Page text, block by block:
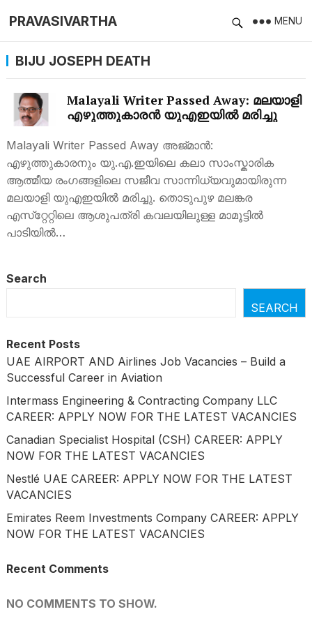
PRAVASIVARTHA MENU
BIJU JOSEPH DEATH
Malayali Writer Passed Away: മലയാളി
എഴുത്തുകാരന്‍ യുഎഇയില്‍ മരിച്ചു
Malayali Writer Passed Away അജ്മാന്‍:
എഴുത്തുകാരനും യു.എ.ഇയിലെ കലാ സാംസ്കാരിക
ആത്മീയ രംഗങ്ങളിലെ സജീവ സാന്നിധ്യവുമായിരുന്ന
മലയാളി യുഎഇയില്‍ മരിച്ചു. തൊടുപുഴ മലങ്കര
എസ്‌റ്റേറ്റിലെ ആശുപത്രി കവലയിലുള്ള മാമൂട്ടിൽ
പാടിയിൽ…
Search
SEARCH
Recent Posts
UAE AIRPORT AND Airlines Job Vacancies – Build a
Successful Career in Aviation
Intermass Engineering & Contracting Company LLC
CAREER: APPLY NOW FOR THE LATEST VACANCIES
Canadian Specialist Hospital (CSH) CAREER: APPLY
NOW FOR THE LATEST VACANCIES
Nestlé UAE CAREER: APPLY NOW FOR THE LATEST
VACANCIES
Emirates Reem Investments Company CAREER: APPLY
NOW FOR THE LATEST VACANCIES
Recent Comments
NO COMMENTS TO SHOW.